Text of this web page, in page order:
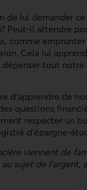
de lui demander ce
Peut-il attendre
comme
Cela lui
tout notre
d’apprendre de
questions
respecter un
d’épargne-
viennent de
sujet de l’argent,